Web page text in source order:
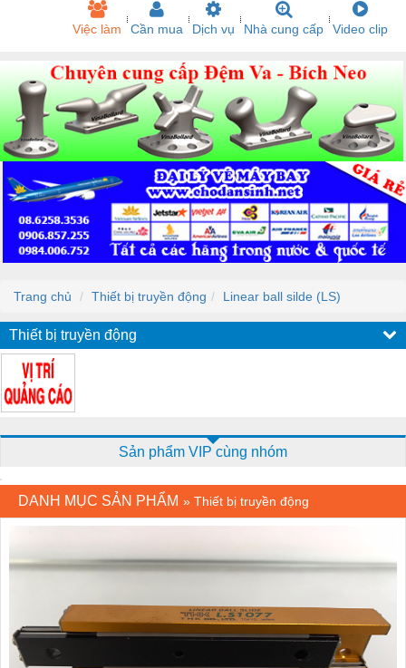
Việc làm Cần mua Dịch vụ Nhà cung cấp Video clip
Trang chủ Thiết bị truyền động Linear ball silde (LS)
Thiết bị truyền động
Sản phẩm VIP cùng nhóm
DANH MỤC SẢN PHẨM » Thiết bị truyền động